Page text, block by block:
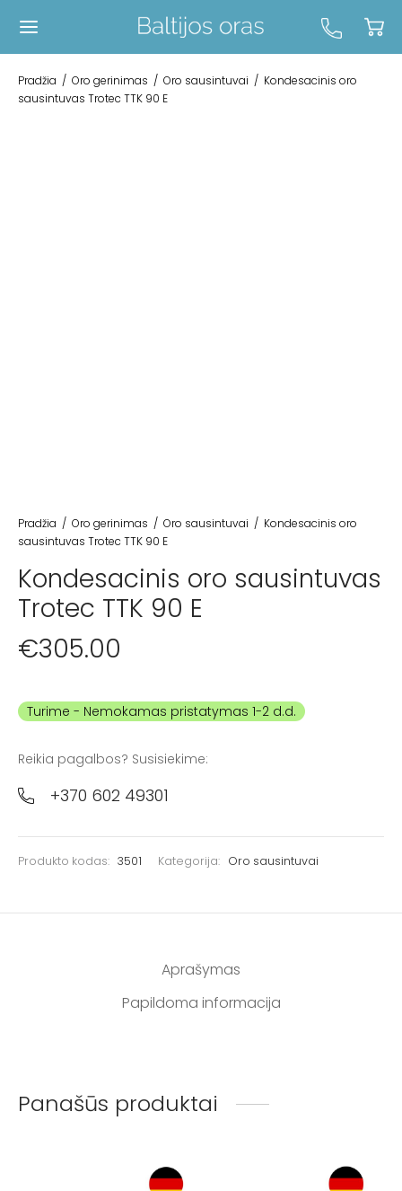
Pradžia / Oro gerinimas / Oro sausintuvai / Kondesacinis oro
sausintuvas Trotec TTK 90 E
Pradžia / Oro gerinimas / Oro sausintuvai / Kondesacinis oro
sausintuvas Trotec TTK 90 E
Kondesacinis oro sausintuvas
Trotec TTK 90 E
€305.00
Turime
Reikia pagalbos? Susisiekime:
+370 602 49301
Produkto kodas: 3501 Kategorija: Oro sausintuvai
Aprašymas
Papildoma informacija
Panašūs produktai